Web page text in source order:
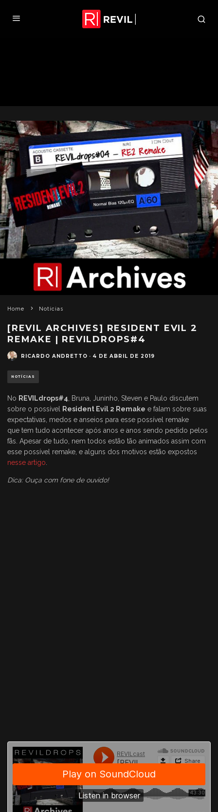
Home Notícias
[REVIL ARCHIVES] RESIDENT EVIL 2
REMAKE | REVILDROPS#4
RICARDO ANDRETTO · 4 DE ABRIL DE 2019
NOTÍCIAS
No REVILdrops#4, Bruna, Juninho, Steven e Paulo discutem
sobre o possível Resident Evil 2 Remake e falam sobre suas
expectativas, medos e anseios para esse possível remake
que tem tudo acontecer após anos e anos sendo pedido pelos
fãs. Apesar de tudo, nem todos estão tão animados assim com
esse possível remake, e alguns dos motivos estão expostos
nesse artigo.
Dica: Ouça com fone de ouvido!